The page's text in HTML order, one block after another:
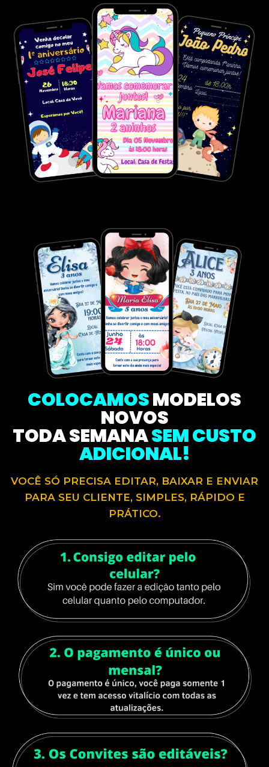
COLOCAMOSMODELOS
NOVOS
TODA SEMANASEM CUSTO
ADICIONAL!
VOCÊ SÓ PRECISA EDITAR, BAIXAR E ENVIAR
PARA SEU CLIENTE, SIMPLES, RÁPIDO E
PRÁTICO.